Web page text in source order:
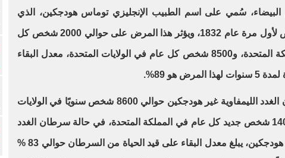
البيضاء، سُمي على اسم الطبيب الإنجليزي توماس هودجكين، الذي
اكتشف المرض لأول مرة عام 1832، ويؤثر هذا المرض على حوالي 2000 شخص كل
عام في المملكة المتحدة، و8500 شخص كل عام في الولايات المتحدة، معدل البقاء
هو 89%.
يصيب سرطان الغدد الليمفاوية غير هودجكين حوالي 8600 شخص سنويًا في الولايات
المتحدة، و14000 شخص جديد كل عام في المملكة المتحدة، في حالة سرطان الغدد
الليمفاوية غير هودجكين، يبلغ معدل البقاء على قيد الحياة من السرطان حوالي 83 %